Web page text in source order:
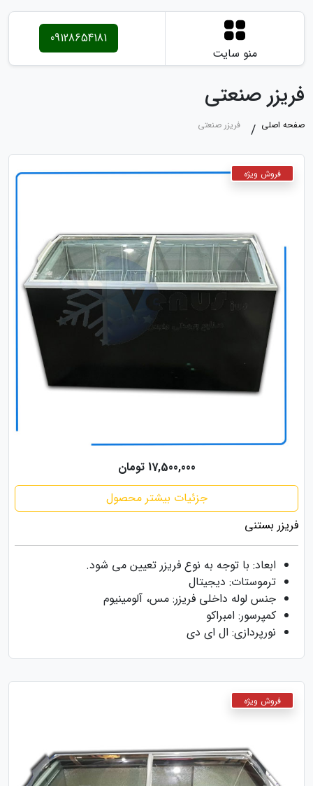
منو سایت
09128654181
فریزر صنعتی
صفحه اصلی فریزر صنعتی
17,500,000 تومان
جزئیات بیشتر محصول
فریزر بستنی
ابعاد: با توجه به نوع فریزر تعیین می شود.
ترموستات: دیجیتال
جنس لوله داخلی فریزر: مس، آلومینیوم
کمپرسور: امبراکو
نورپردازی: ال ای دی